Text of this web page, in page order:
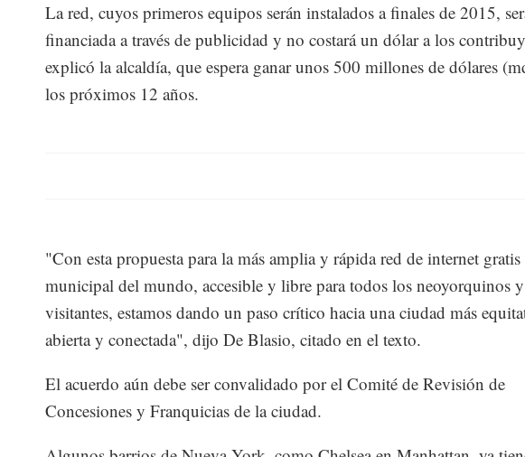
La red, cuyos primeros equipos serán instalados a finales de 2015,
financiada a través de publicidad y no costará un dólar a los
explicó la alcaldía, que espera ganar unos 500 millones de dólares
los próximos 12 años.
"Con esta propuesta para la más amplia y rápida red de internet gratis
municipal del mundo, accesible y libre para todos los neoyorquinos y
visitantes, estamos dando un paso crítico hacia una ciudad más
abierta y conectada", dijo De Blasio, citado en el texto.
El acuerdo aún debe ser convalidado por el Comité de Revisión de
Concesiones y Franquicias de la ciudad.